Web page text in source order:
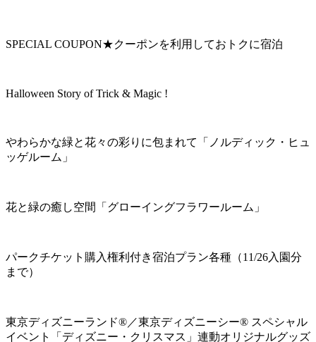
SPECIAL COUPON★クーポンを利用しておトクに宿泊
Halloween Story of Trick & Magic !
やわらかな緑と花々の彩りに包まれて「ノルディック・ヒュ
ッゲルーム」
花と緑の癒し空間「グローイングフラワールーム」
パークチケット購入権利付き宿泊プラン各種（11/26入園分
まで）
東京ディズニーランド®／東京ディズニーシー® スペシャル
イベント「ディズニー・クリスマス」連動オリジナルグッズ